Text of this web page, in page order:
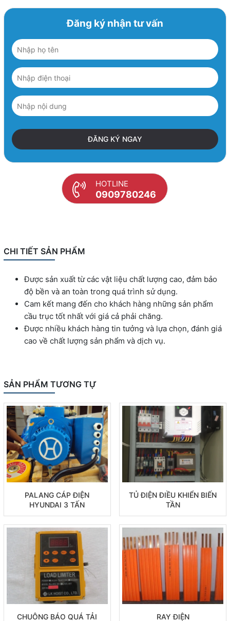
Đăng ký nhận tư vấn
ĐĂNG KÝ NGAY
HOTLINE
0909780246
CHI TIẾT SẢN PHẨM
Được sản xuất từ các vật liệu chất lượng cao, đảm bảo
độ bền và an toàn trong quá trình sử dụng.
Cam kết mang đến cho khách hàng những sản phẩm
cầu trục tốt nhất với giá cả phải chăng.
Được nhiều khách hàng tin tưởng và lựa chọn, đánh giá
cao về chất lượng sản phẩm và dịch vụ.
SẢN PHẨM TƯƠNG TỰ
PALANG CÁP ĐIỆN
HYUNDAI 3 TẤN
TỦ ĐIỆN ĐIỀU KHIỂN BIẾN
TẦN
CHUÔNG BÁO QUÁ TẢI RAY ĐIỆN